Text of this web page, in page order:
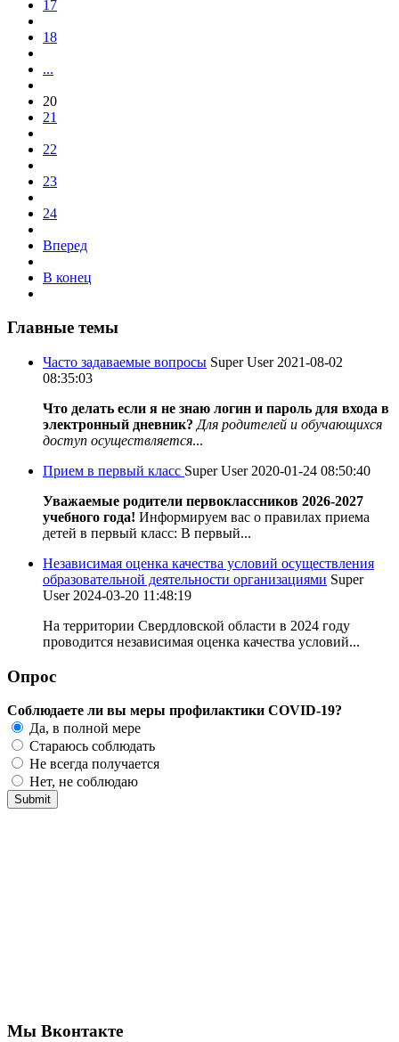
17
18
...
20
21
22
23
24
Вперед
В конец
Главные темы
Часто задаваемые вопросы Super User 2021-08-02
08:35:03
Что делать если я не знаю логин и пароль для входа в
электронный дневник? Для родителей и обучающихся
доступ осуществляется...
Прием в первый класс Super User 2020-01-24 08:50:40
Уважаемые родители первоклассников 2026-2027
учебного года! Информируем вас о правилах приема
детей в первый класс: В первый...
Независимая оценка качества условий осуществления
образовательной деятельности организациями Super
User 2024-03-20 11:48:19
На территории Свердловской области в 2024 году
проводится независимая оценка качества условий...
Опрос
Соблюдаете ли вы меры профилактики COVID-19?
Да, в полной мере
Стараюсь соблюдать
Не всегда получается
Нет, не соблюдаю
Мы Вконтакте